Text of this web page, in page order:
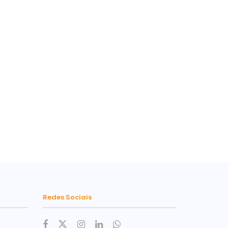
Redes Sociais